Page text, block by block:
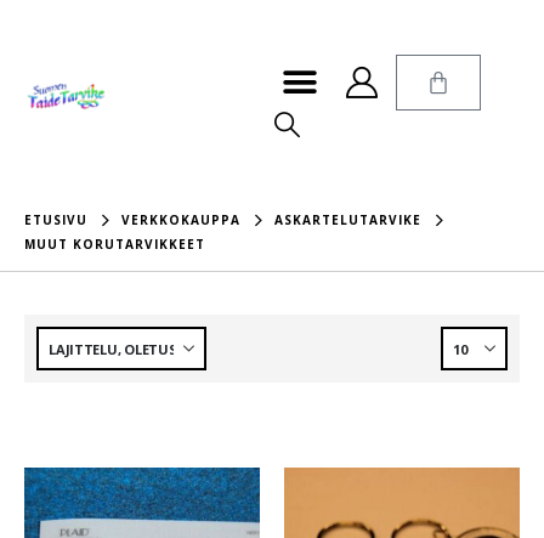
ETUSIVU VERKKOKAUPPA
ASKARTELUTARVIKE
MUUT KORUTARVIKKEET